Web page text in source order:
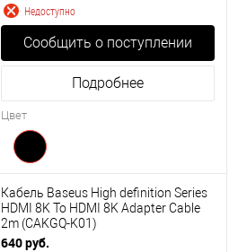
Недоступно
Сообщить о поступлении
Подробнее
Цвет
Кабель Baseus High definition Series
HDMI 8K To HDMI 8K Adapter Cable
2m (CAKGQ-K01)
640 руб.